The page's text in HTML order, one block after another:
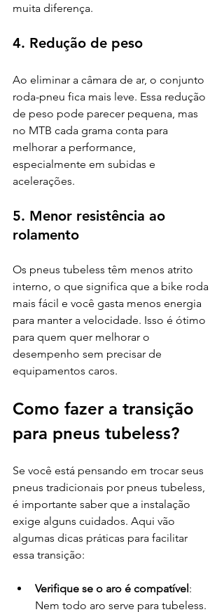
muita diferença.
4. Redução de peso
Ao eliminar a câmara de ar, o conjunto
roda-pneu fica mais leve. Essa redução
de peso pode parecer pequena, mas
no MTB cada grama conta para
melhorar a performance,
especialmente em subidas e
acelerações.
5. Menor resistência ao
rolamento
Os pneus tubeless têm menos atrito
interno, o que significa que a bike roda
mais fácil e você gasta menos energia
para manter a velocidade. Isso é ótimo
para quem quer melhorar o
desempenho sem precisar de
equipamentos caros.
Como fazer a transição
para pneus tubeless?
Se você está pensando em trocar seus
pneus tradicionais por pneus tubeless,
é importante saber que a instalação
exige alguns cuidados. Aqui vão
algumas dicas práticas para facilitar
essa transição:
Verifique se o aro é compatível:
Nem todo aro serve para tubeless.